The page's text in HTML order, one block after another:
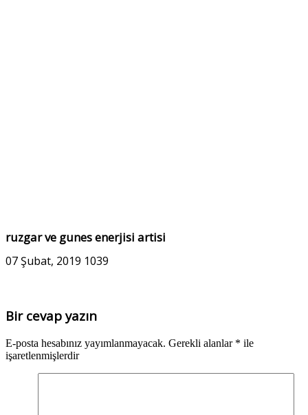
ruzgar ve gunes enerjisi artisi
07 Şubat, 2019 1039
Bir cevap yazın
E-posta hesabınız yayımlanmayacak. Gerekli alanlar * ile
işaretlenmişlerdir